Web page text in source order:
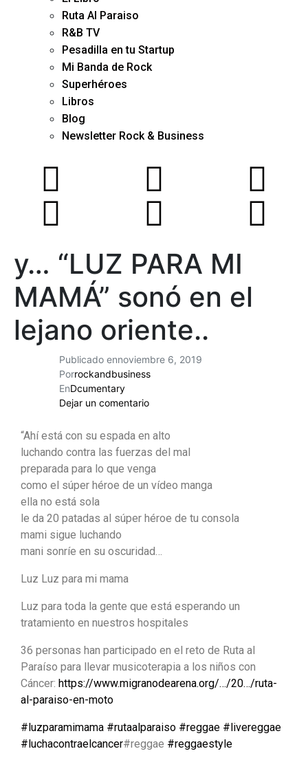
Ruta Al Paraiso
R&B TV
Pesadilla en tu Startup
Mi Banda de Rock
Superhéroes
Libros
Blog
Newsletter Rock & Business
Publicado ennoviembre 6, 2019
Porrockandbusiness
EnDcumentary
Dejar un comentario
y… “LUZ PARA MI
MAMÁ” sonó en el
lejano oriente..
“Ahí está con su espada en alto
luchando contra las fuerzas del mal
preparada para lo que venga
como el súper héroe de un vídeo manga
ella no está sola
le da 20 patadas al súper héroe de tu consola
mami sigue luchando
mani sonríe en su oscuridad…
Luz Luz para mi mama
Luz para toda la gente que está esperando un
tratamiento en nuestros hospitales
36 personas han participado en el reto de Ruta al
Paraíso para llevar musicoterapia a los niños con
Cáncer: https://www.migranodearena.org/…/20…/ruta-
al-paraiso-en-moto
#luzparamimama #rutaalparaiso #reggae #livereggae
#luchacontraelcancer#reggae #reggaestyle